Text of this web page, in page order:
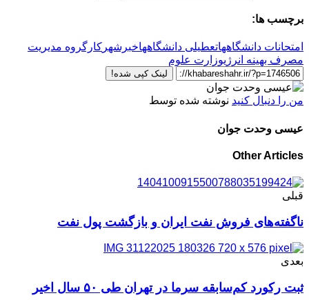
برچسب ها:
امتحانات دانشگاههاتعطیلی دانشگاههاخبرشهر کارگروه مدیریت
مصرف بهینه انرژیوزارت علوم
لینک کپی شده!
من را دنبال کنید نوشته شده توسط
عیسی وحدت جوان
Other Articles
قبلی
ناگفته‌های فروش نفت ایران و بازگشت پول نفت
بعدی
ثبت رکورد کم‌سابقه سرما در تهران طی ۵۰ سال اخیر